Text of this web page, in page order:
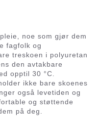
noe som gjør dem
fagfolk og
treskoen i polyuretan
den avtakbare
opptil 30 °C.
ikke bare skoenes
også levetiden og
og støttende
på deg.